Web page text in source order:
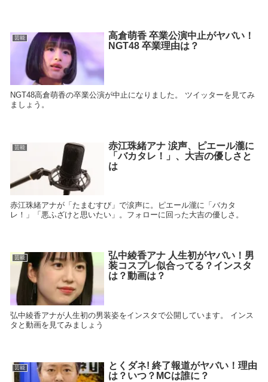
芸能
高倉萌香 卒業公演中止がヤバい！
NGT48 卒業理由は？
NGT48高倉萌香の卒業公演が中止になりました。 ツイッターを見てみ
ましょう。
芸能
赤江珠緒アナ 涙声、ピエール瀧に
「バカタレ！」、大吉の優しさと
は
赤江珠緒アナが「たまむすび」で涙声に。ピエール瀧に「バカタ
レ！」「悪ふざけと思いたい」。フォローに回った大吉の優しさ。
芸能
弘中綾香アナ 人生初がヤバい！男
装コスプレ似合ってる？インスタ
は？動画は？
弘中綾香アナが人生初の男装姿をインスタで公開しています。 インス
タと動画を見てみましょう
芸能
とくダネ! 終了報道がヤバい！理由
は？いつ？MCは誰に？